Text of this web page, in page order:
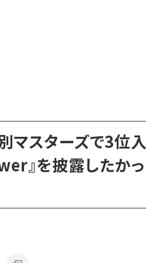
マスターズで3位入
』を披露したかっ